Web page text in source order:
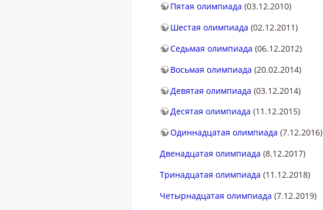
Пятая олимпиада (03.12.2010)
Шестая олимпиада (02.12.2011)
Седьмая олимпиада (06.12.2012)
Восьмая олимпиада (20.02.2014)
Девятая олимпиада (03.12.2014)
Десятая олимпиада (11.12.2015)
Одиннадцатая олимпиада (7.12.2016)
Двенадцатая олимпиада (8.12.2017)
Тринадцатая олимпиада (11.12.2018)
Четырнадцатая олимпиада (7.12.2019)